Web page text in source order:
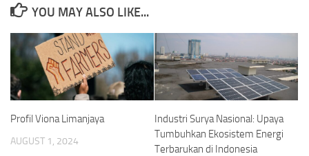
YOU MAY ALSO LIKE...
Profil Viona Limanjaya
AUGUST 1, 2024
Industri Surya Nasional: Upaya
Tumbuhkan Ekosistem Energi
Terbarukan di Indonesia